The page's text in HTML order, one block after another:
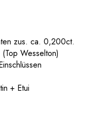
zus. ca. 0,200ct.
Wesselton)
+ Etui